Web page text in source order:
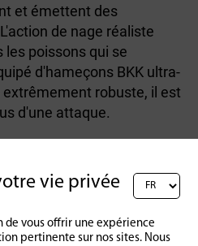
et émettent des
de nage réaliste
poissons qui se
d'hameçons BKK ultra-
robuste, il est
d'une attaque.
vie privée
de vous offrir une expérience
pertinente sur nos sites. Nous